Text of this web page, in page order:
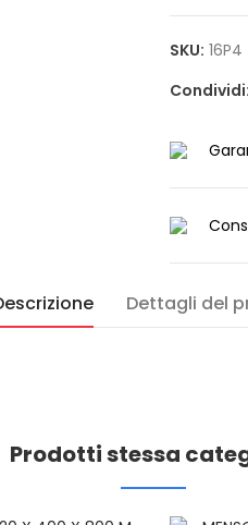
SKU: 16P4
Dettagli del
Prodotti stessa